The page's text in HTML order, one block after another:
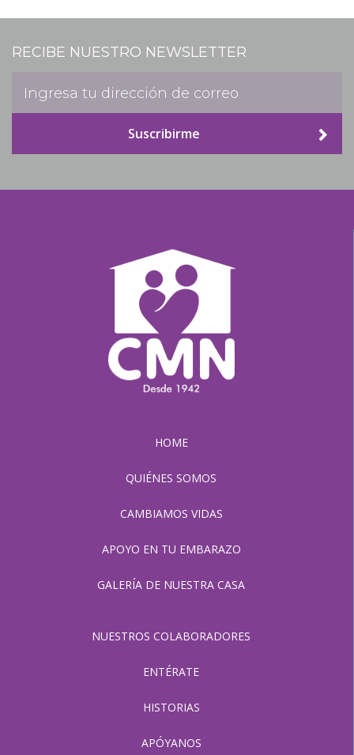
RECIBE NUESTRO NEWSLETTER
Suscribirme
HOME
QUIÉNES SOMOS
CAMBIAMOS VIDAS
APOYO EN TU EMBARAZO
GALERÍA DE NUESTRA CASA
NUESTROS COLABORADORES
ENTÉRATE
HISTORIAS
APÓYANOS